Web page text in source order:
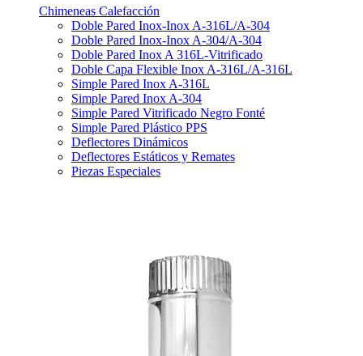
Chimeneas Calefacción
Doble Pared Inox-Inox A-316L/A-304
Doble Pared Inox-Inox A-304/A-304
Doble Pared Inox A 316L-Vitrificado
Doble Capa Flexible Inox A-316L/A-316L
Simple Pared Inox A-316L
Simple Pared Inox A-304
Simple Pared Vitrificado Negro Fonté
Simple Pared Plástico PPS
Deflectores Dinámicos
Deflectores Estáticos y Remates
Piezas Especiales